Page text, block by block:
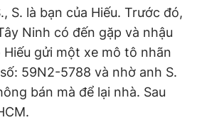
Dũng
Việt Hưng
Trung
GP - BTTTT cấp ngày 24.3.2020
thuộc về Báo Thanh Niên. Cấm sao
nếu không có sự chấp thuận bằng văn
JSC.
S. là bạn của Hiếu. Trước đó,
Ninh có đến gặp và nhậu
Hiếu gửi một xe mô tô nhãn
59N2-5788 và nhờ anh S.
bán mà để lại nhà. Sau